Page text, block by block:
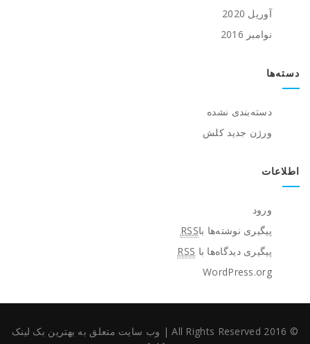
آوریل 2020
نوامبر 2016
دسته‌ها
دسته‌بندی نشده
ورژن جدید کلش
اطلاعات
ورود
پیگیری نوشته‌ها باRSS
پیگیری دیدگاه‌ها با RSS
WordPress.org
© 2016 All Rights Reserved
| وب سایت متعلق به بهترین بک لینک